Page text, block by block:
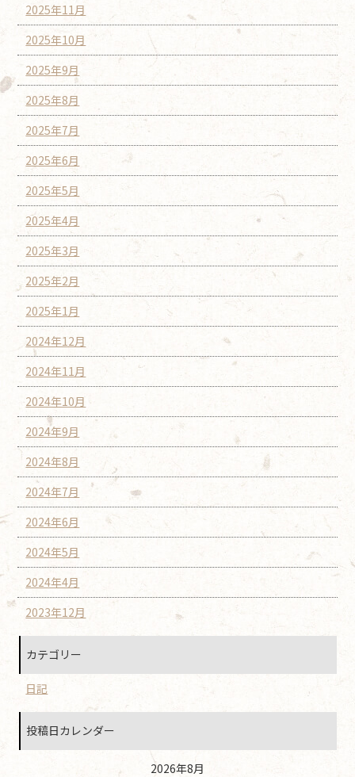
2025年11月
2025年10月
2025年9月
2025年8月
2025年7月
2025年6月
2025年5月
2025年4月
2025年3月
2025年2月
2025年1月
2024年12月
2024年11月
2024年10月
2024年9月
2024年8月
2024年7月
2024年6月
2024年5月
2024年4月
2023年12月
カテゴリー
日記
投稿日カレンダー
2026年8月